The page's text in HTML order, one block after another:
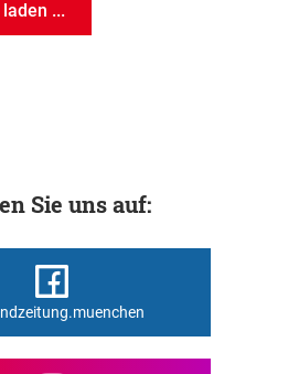
...
Sie uns auf: